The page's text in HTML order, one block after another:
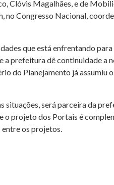
Clóvis Magalhães, e de
no Congresso Nacional,
que está enfrentando
prefeitura dê continuidade a
do Planejamento já
situações, será parceira da
projeto dos Portais é
entre os projetos.